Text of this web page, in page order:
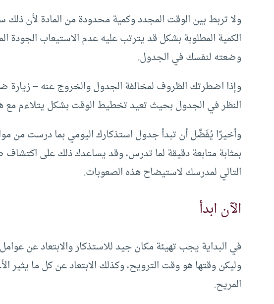
ولا تربط بين الوقت المجدد وكمية محدودة من المادة لأن
الكمية المطلوبة بشكل قد يترتب عليه عدم الاستيعاب الجودة
وضعته لنفسك في الجدول.
وإذا اضطرتك الظروف لمخالفة الجدول والخروج عنه – زيارة
النظر في الجدول بحيث تعيد تخطيط الوقت بشكل يتلاءم مع
وأخيرًا يُفَضَّل أن تبدأ جدول استذكارك اليومي بما درست من
بمثابة متابعة دقيقة لما تدرس، وقد يساعدك ذلك على
التالي لمدرسك لاستيضاح هذه الصعوبات.
الآن ابدأ
في البداية يجب تهيئة مكان جيد للاستذكار والابتعاد عن
وليكن وقتها هو وقت الترويح، وكذلك الابتعاد عن كل ما يثير
المريح.